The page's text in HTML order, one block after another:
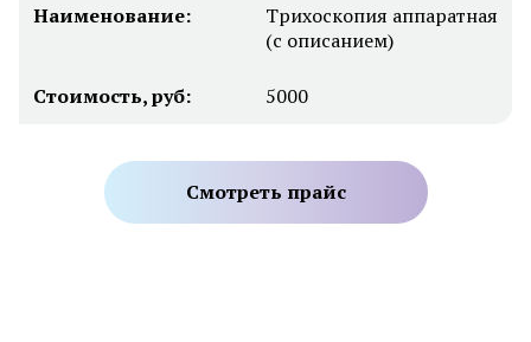
Наименование:
Трихоскопия аппаратная
(с описанием)
Стоимость, руб: 5000
Смотреть прайс